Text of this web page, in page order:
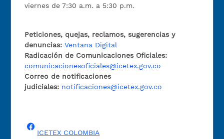
viernes de 7:30 a.m. a 5:30 p.m.
Peticiones, quejas, reclamos, sugerencias y
denuncias: Ventana Digital
Radicación de Comunicaciones Oficiales:
comunicacionesoficiales@icetex.gov.co
Correo de notificaciones
judiciales: notificaciones@icetex.gov.co
ICETEX COLOMBIA